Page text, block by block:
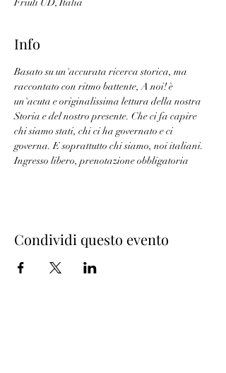
Friuli UD, Italia
Info
Basato su un'accurata ricerca storica, ma
raccontato con ritmo battente, A noi! è
un'acuta e originalissima lettura della nostra
Storia e del nostro presente. Che ci fa capire
chi siamo stati, chi ci ha governato e ci
governa. E soprattutto chi siamo, noi italiani.
Ingresso libero, prenotazione obbligatoria
Condividi questo evento